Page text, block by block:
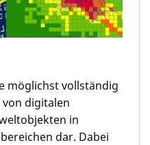
möglichst vollständig
digitalen
in
dar. Dabei